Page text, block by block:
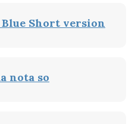
Short version
nota so